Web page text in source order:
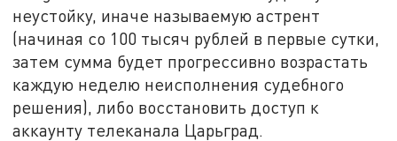
неустойку, иначе называемую астрент
(начиная со 100 тысяч рублей в первые сутки,
затем сумма будет прогрессивно возрастать
каждую неделю неисполнения судебного
решения), либо восстановить доступ к
аккаунту телеканала Царьград.